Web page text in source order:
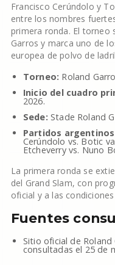
Francisco Cerúndolo y
entre los nombres
primera ronda. El torneo
Garros y marca uno de
europea de polvo de
Torneo: Roland
Inicio del cuadro
2026.
Sede: Stade Roland
Partidos
Cerúndolo vs. Botic
Etcheverry vs. Nuno
La primera ronda se
del Grand Slam, con
oficial y a las
Fuentes
Sitio oficial de Roland
consultadas el 25 de